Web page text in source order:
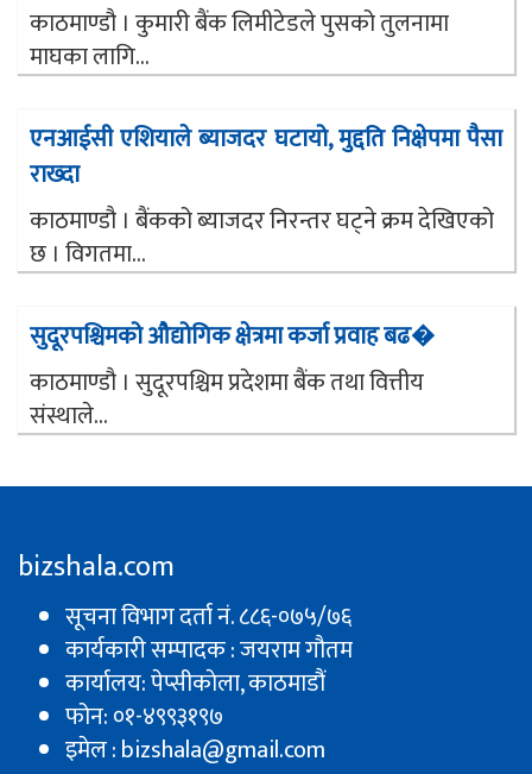
काठमाण्डौ । कुमारी बैंक लिमीटेडले पुसको तुलनामा
माघका लागि...
एनआईसी एशियाले ब्याजदर घटायो, मुद्दति निक्षेपमा पैसा
राख्दा
काठमाण्डौ । बैंकको ब्याजदर निरन्तर घट्ने क्रम देखिएको
छ । विगतमा...
सुदूरपश्चिमको औद्योगिक क्षेत्रमा कर्जा प्रवाह बढ�
काठमाण्डौ । सुदूरपश्चिम प्रदेशमा बैंक तथा वित्तीय
संस्थाले...
bizshala.com
सूचना विभाग दर्ता नं. ८८६-०७५/७६
कार्यकारी सम्पादक : जयराम गौतम
कार्यालय: पेप्सीकाेला, काठमाडौं
फोन: ०१-४९९३१९७
इमेल : bizshala@gmail.com